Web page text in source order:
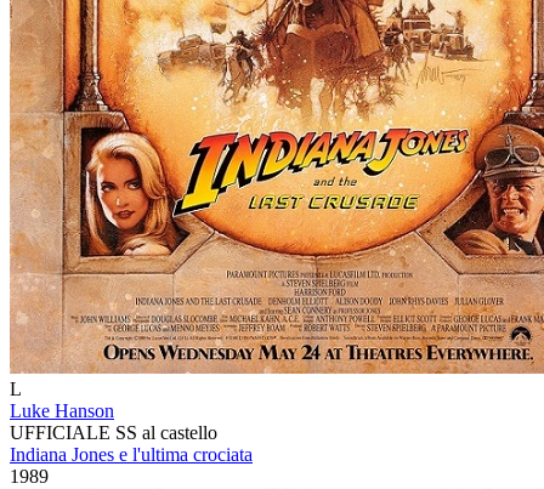
L
Luke Hanson
UFFICIALE SS al castello
Indiana Jones e l'ultima crociata
1989